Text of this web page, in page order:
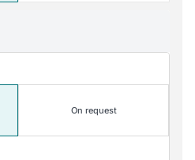
On request